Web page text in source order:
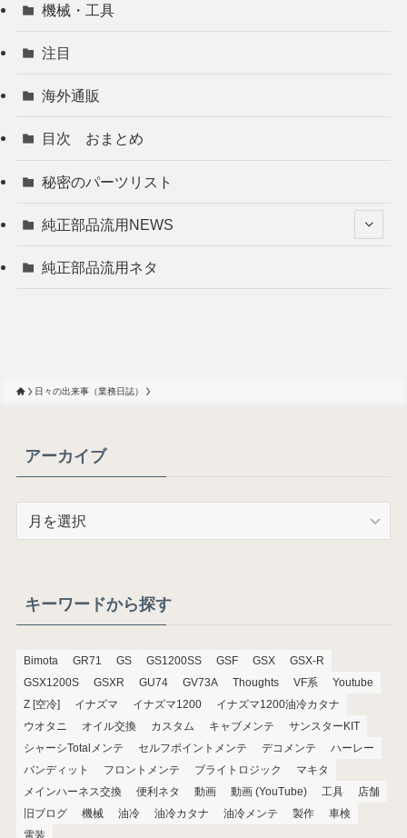
機械・工具
注目
海外通販
目次 おまとめ
秘密のパーツリスト
純正部品流用NEWS
純正部品流用ネタ
日々の出来事（業務日誌）
アーカイブ
ブキーワードから探す
Bimota GR71 GS GS1200SS GSF GSX
GSX-R
GSX1200S
GSXR GU74 GV73A Thoughts VF系
Youtube
Z [空冷]
イナズマ イナズマ1200
イナズマ1200油冷カタナ
ウオタニ
オイル交換 カスタム キャブメンテ
サンスターKIT
シャーシTotalメンテ
セルフポイントメンテ デコメンテ
ハーレー
バンディット
フロントメンテ ブライトロジック
マキタ
メインハーネス交換
便利ネタ 動画 動画 (YouTube) 工具
店舗
旧ブログ
機械 油冷 油冷カタナ 油冷メンテ 製作
車検
電装